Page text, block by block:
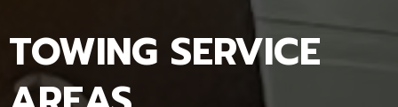
TOWING SERVICE